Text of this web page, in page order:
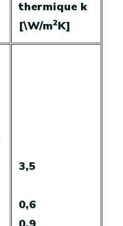
thermique k
[\W/m2K]
3,5
0,6